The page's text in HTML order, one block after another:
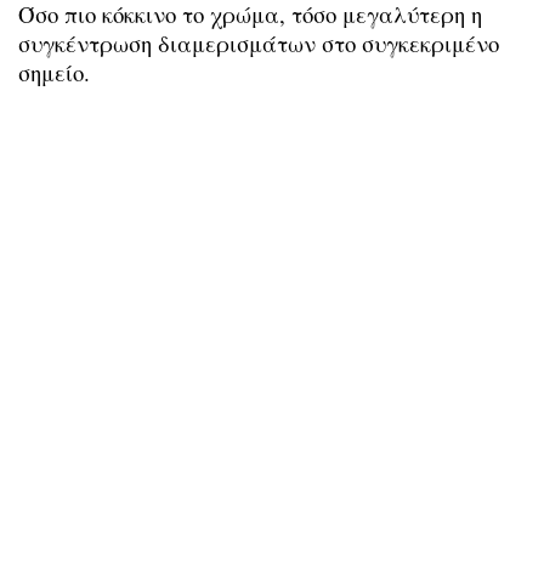
Όσο πιο κόκκινο το χρώμα, τόσο μεγαλύτερη η
συγκέντρωση διαμερισμάτων στο συγκεκριμένο
σημείο.